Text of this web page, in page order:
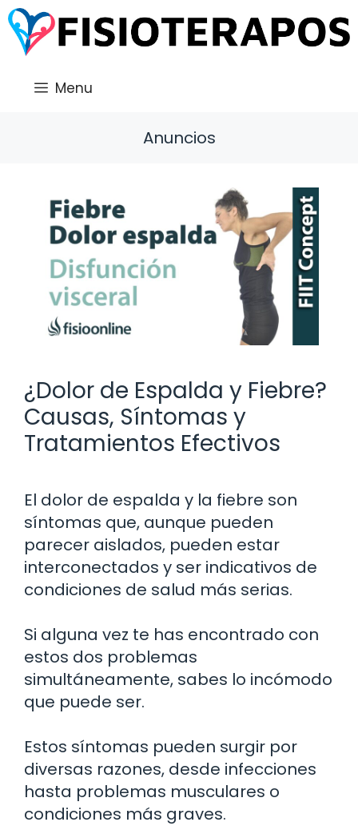
Saltar
al
contenido
Menu
Anuncios
¿Dolor de Espalda y Fiebre?
Causas, Síntomas y
Tratamientos Efectivos
El dolor de espalda y la fiebre son
síntomas que, aunque pueden
parecer aislados, pueden estar
interconectados y ser indicativos de
condiciones de salud más serias.
Si alguna vez te has encontrado con
estos dos problemas
simultáneamente, sabes lo incómodo
que puede ser.
Estos síntomas pueden surgir por
diversas razones, desde infecciones
hasta problemas musculares o
condiciones más graves.